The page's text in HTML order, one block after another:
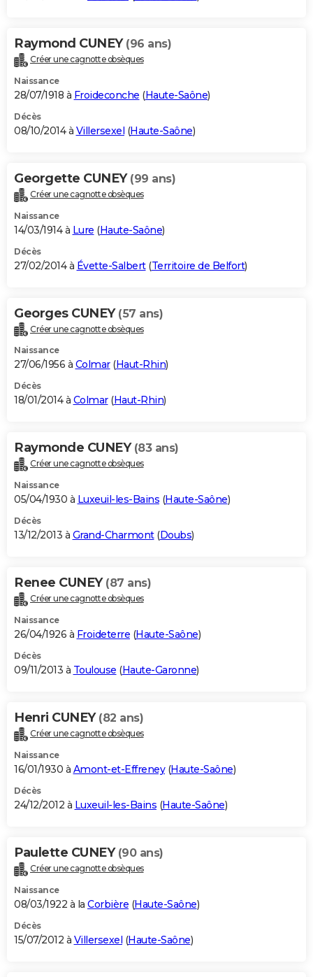
Raymond CUNEY (96 ans)
Créer une cagnotte obsèques
Naissance
28/07/1918 à Froideconche (Haute-Saône)
Décès
08/10/2014 à Villersexel (Haute-Saône)
Georgette CUNEY (99 ans)
Créer une cagnotte obsèques
Naissance
14/03/1914 à Lure (Haute-Saône)
Décès
27/02/2014 à Évette-Salbert(Territoire de Belfort)
Georges CUNEY (57 ans)
Créer une cagnotte obsèques
Naissance
27/06/1956 à Colmar(Haut-Rhin)
Décès
18/01/2014 à Colmar(Haut-Rhin)
Raymonde CUNEY (83 ans)
Créer une cagnotte obsèques
Naissance
05/04/1930 à Luxeuil-les-Bains (Haute-Saône)
Décès
13/12/2013 à Grand-Charmont(Doubs)
Renee CUNEY (87 ans)
Créer une cagnotte obsèques
Naissance
26/04/1926 à Froideterre (Haute-Saône)
Décès
09/11/2013 à Toulouse (Haute-Garonne)
Henri CUNEY (82 ans)
Créer une cagnotte obsèques
Naissance
16/01/1930 à Amont-et-Effreney(Haute-Saône)
Décès
24/12/2012 à Luxeuil-les-Bains (Haute-Saône)
Paulette CUNEY (90 ans)
Créer une cagnotte obsèques
Naissance
08/03/1922 à la Corbière (Haute-Saône)
Décès
15/07/2012 à Villersexel (Haute-Saône)